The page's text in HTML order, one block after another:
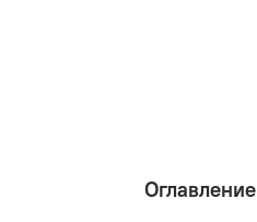
Оглавление